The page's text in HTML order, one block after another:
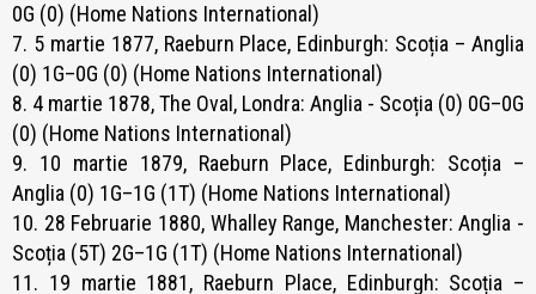
0G (0) (Home Nations International)
7. 5 martie 1877, Raeburn Place, Edinburgh: Scoția – Anglia
(0) 1G–0G (0) (Home Nations International)
8. 4 martie 1878, The Oval, Londra: Anglia - Scoția (0) 0G–0G
(0) (Home Nations International)
9. 10 martie 1879, Raeburn Place, Edinburgh: Scoția –
Anglia (0) 1G–1G (1T) (Home Nations International)
10. 28 Februarie 1880, Whalley Range, Manchester: Anglia -
Scoția (5T) 2G–1G (1T) (Home Nations International)
11. 19 martie 1881, Raeburn Place, Edinburgh: Scoția –